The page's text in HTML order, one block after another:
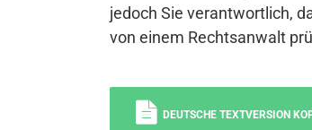
jedoch Sie verantwortlich,
von einem Rechtsanwalt
DEUTSCHE TEXTVERSION